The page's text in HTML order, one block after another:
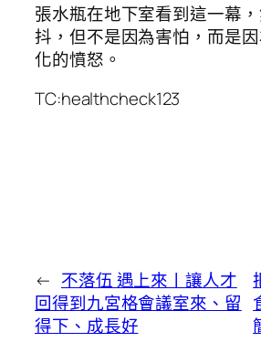
張水瓶在地下室看到這一幕
抖，但不是因為害怕，而是
化的憤怒。
TC:healthcheck123
← 不落伍 遇上來丨讓人才
回得到九宮格會議室來、留
得下、成長好